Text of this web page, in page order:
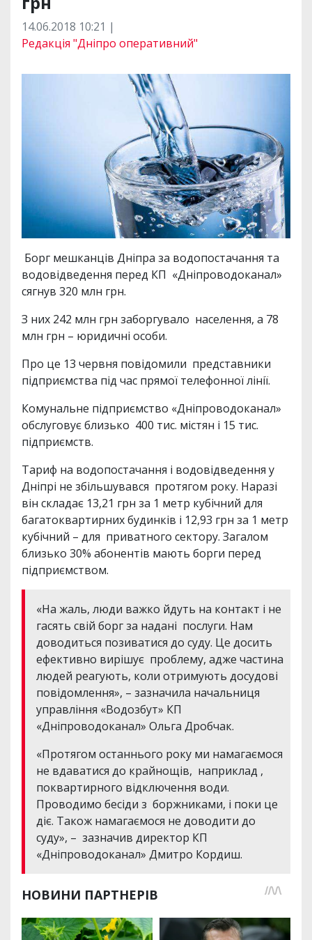
14.06.2018 10:21 |
Редакція "Дніпро оперативний"
Борг мешканців Дніпра за водопостачання та
водовідведення перед КП «Дніпроводоканал»
сягнув 320 млн грн.
З них 242 млн грн заборгувало населення, а 78
млн грн – юридичні особи.
Про це 13 червня повідомили представники
підприємства під час прямої телефонної лінії.
Комунальне підприємство «Дніпроводоканал»
обслуговує близько 400 тис. містян і 15 тис.
підприємств.
Тариф на водопостачання і водовідведення у
Дніпрі не збільшувався протягом року. Наразі
він складає 13,21 грн за 1 метр кубічний для
багатоквартирних будинків і 12,93 грн за 1 метр
кубічний – для приватного сектору. Загалом
близько 30% абонентів мають борги перед
підприємством.
«На жаль, люди важко йдуть на контакт і не
гасять свій борг за надані послуги. Нам
доводиться позиватися до суду. Це досить
ефективно вирішує проблему, адже частина
людей реагують, коли отримують досудові
повідомлення», – зазначила начальниця
управління «Водозбут» КП
«Дніпроводоканал» Ольга Дробчак.
«Протягом останнього року ми намагаємося
не вдаватися до крайнощів, наприклад ,
поквартирного відключення води.
Проводимо бесіди з боржниками, і поки це
діє. Також намагаємося не доводити до
суду», – зазначив директор КП
«Дніпроводоканал» Дмитро Кордиш.